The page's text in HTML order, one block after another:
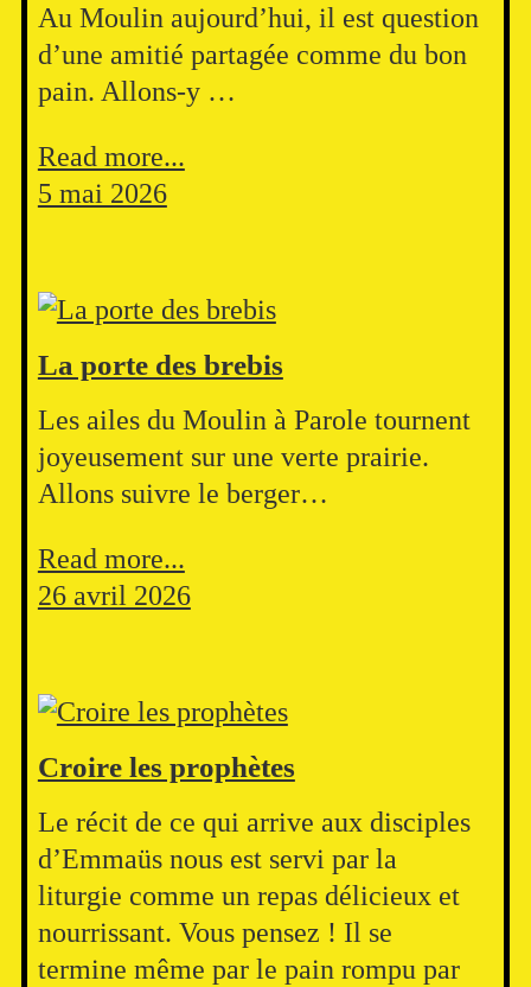
Au Moulin aujourd’hui, il est question
d’une amitié partagée comme du bon
pain. Allons-y …
Read more...
5 mai 2026
La porte des brebis
Les ailes du Moulin à Parole tournent
joyeusement sur une verte prairie.
Allons suivre le berger…
Read more...
26 avril 2026
Croire les prophètes
Le récit de ce qui arrive aux disciples
d’Emmaüs nous est servi par la
liturgie comme un repas délicieux et
nourrissant. Vous pensez ! Il se
termine même par le pain rompu par